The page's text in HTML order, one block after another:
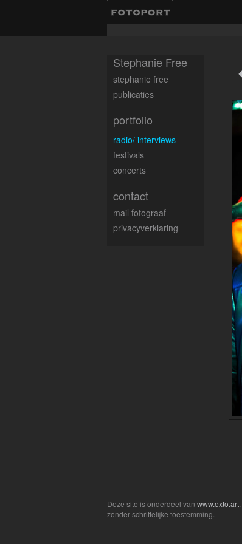
Stephanie Free
stephanie free
publicaties
portfolio
radio/ interviews
festivals
concerts
contact
mail fotograaf
privacyverklaring
Deze site is onderdeel van www.exto.art
zonder schriftelijke toestemming.